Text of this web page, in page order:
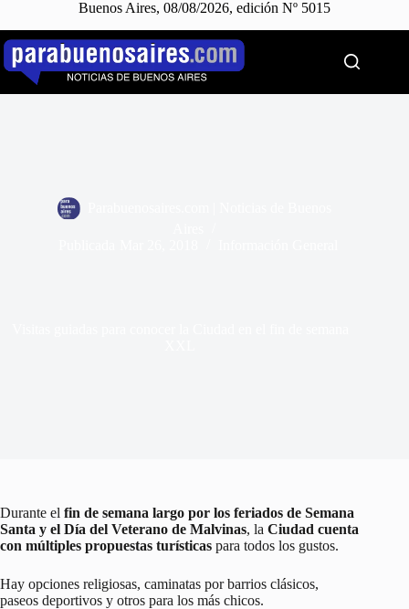
Buenos Aires, 08/08/2026, edición Nº 5015
Saltar
contenido
Durante el fin de semana largo por los feriados de Semana
Santa y el Día del Veterano de Malvinas, la Ciudad cuenta
con múltiples propuestas turísticas para todos los gustos.
Hay opciones religiosas, caminatas por barrios clásicos,
paseos deportivos y otros para los más chicos.